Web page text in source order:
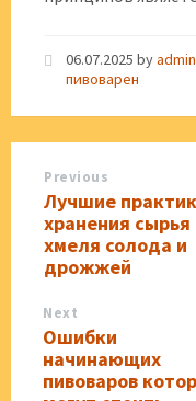
06.07.2025 byadmin
пивоварен
Previous
Лучшие
хранения сырья
хмеля солода и
дрожжей
Next
Ошибки
начинающих
пивоваров